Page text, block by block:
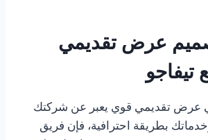
عرض تقديمي
تيفاجو
عرض تقديمي قوي يعبر عن شركتك
بطريقة احترافية، فإن فريق